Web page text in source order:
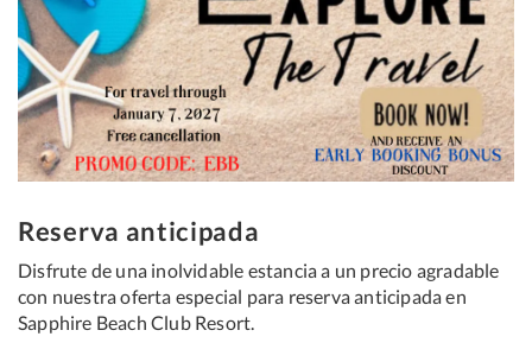
Reserva anticipada
Disfrute de una inolvidable estancia a un precio agradable
con nuestra oferta especial para reserva anticipada en
Sapphire Beach Club Resort.